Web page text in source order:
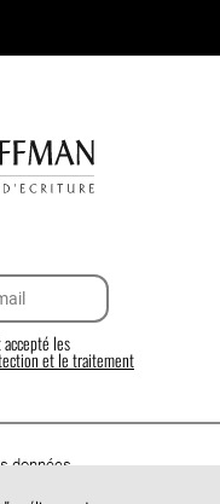
les
et le traitement
données